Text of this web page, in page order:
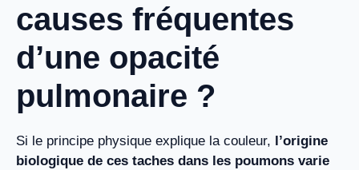
causes fréquentes
d’une opacité
pulmonaire ?
Si le principe physique explique la couleur,
l’origine
biologique de ces taches dans les poumons varie